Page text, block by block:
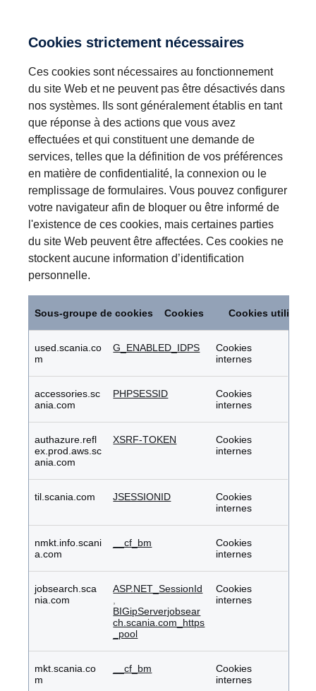
Cookies strictement nécessaires
Ces cookies sont nécessaires au fonctionnement
du site Web et ne peuvent pas être désactivés dans
nos systèmes. Ils sont généralement établis en tant
que réponse à des actions que vous avez
effectuées et qui constituent une demande de
services, telles que la définition de vos préférences
en matière de confidentialité, la connexion ou le
remplissage de formulaires. Vous pouvez configurer
votre navigateur afin de bloquer ou être informé de
l'existence de ces cookies, mais certaines parties
du site Web peuvent être affectées. Ces cookies ne
stockent aucune information d’identification
personnelle.
nécessaires
Sous-groupe de cookies Cookies Cookies utilisés
used.scania.co
m
G_ENABLED_IDPS
Cookies
internes
accessories.sc
ania.com
PHPSESSID
Cookies
internes
authazure.refl
ex.prod.aws.sc
ania.com
XSRF-TOKEN
Cookies
internes
til.scania.com JSESSIONID
Cookies
internes
nmkt.info.scani
a.com
__cf_bm
Cookies
internes
jobsearch.sca
nia.com
ASP.NET_SessionId
BIGipServerjobsear
ch.scania.com_https
_pool
Cookies
internes
mkt.scania.co
m
__cf_bm
Cookies
internes